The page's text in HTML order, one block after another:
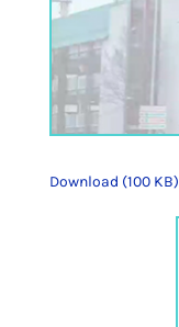
Download (100 KB)